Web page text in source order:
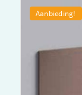
Aanbieding!
Hotbath
Druktoetsen
Stijlvol